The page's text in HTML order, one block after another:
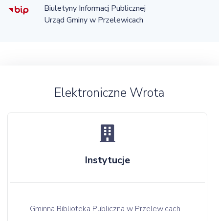
Biuletyny Informacj Publicznej
Urząd Gminy w Przelewicach
Elektroniczne Wrota
Instytucje
Gminna Biblioteka Publiczna w Przelewicach